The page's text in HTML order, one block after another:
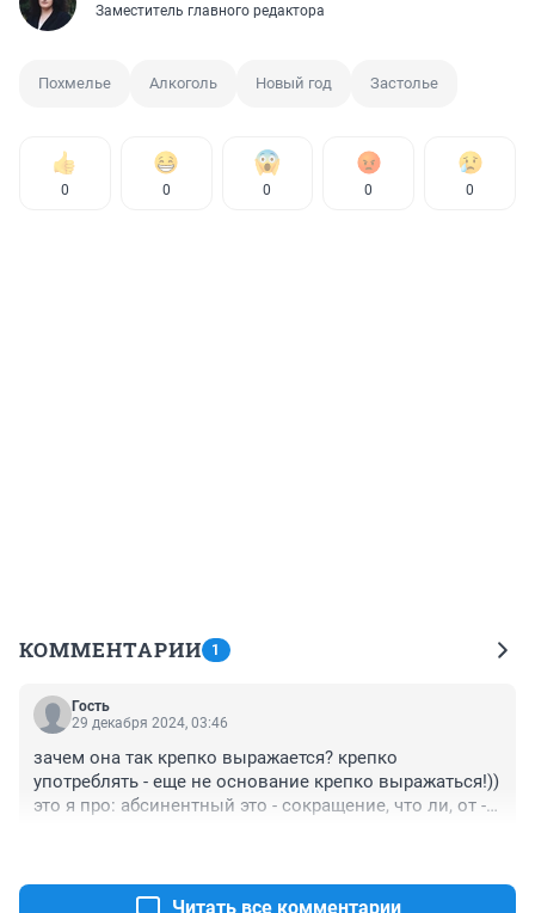
Заместитель главного редактора
Похмелье Алкоголь Новый год Застолье
0 0 0 0 0
КОММЕНТАРИИ 1
Гость
29 декабря 2024, 03:46
зачем она так крепко выражается? крепко
употреблять - еще не основание крепко выражаться!))
это я про: абсинентный это - сокращение, что ли, от -
Читать все комментарии